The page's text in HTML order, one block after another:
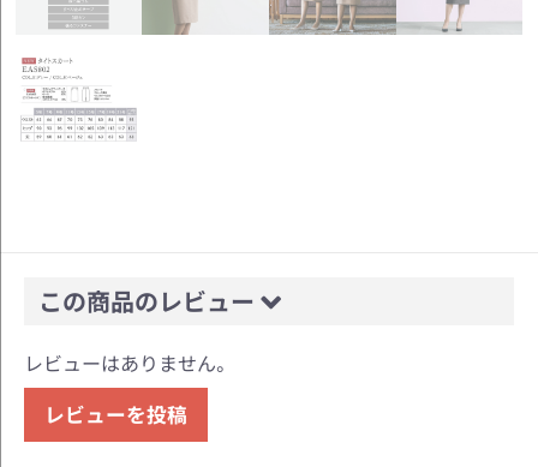
この商品のレビュー
レビューはありません。
レビューを投稿